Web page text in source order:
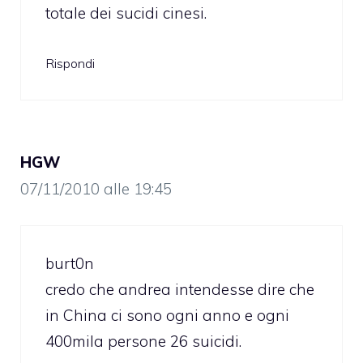
totale dei sucidi cinesi.
Rispondi
HGW
07/11/2010 alle 19:45
burt0n
credo che andrea intendesse dire che
in China ci sono ogni anno e ogni
400mila persone 26 suicidi.